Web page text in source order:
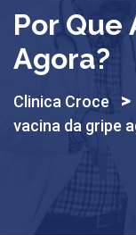
Por Que
Agora?
Clinica Croce >
vacina da gripe